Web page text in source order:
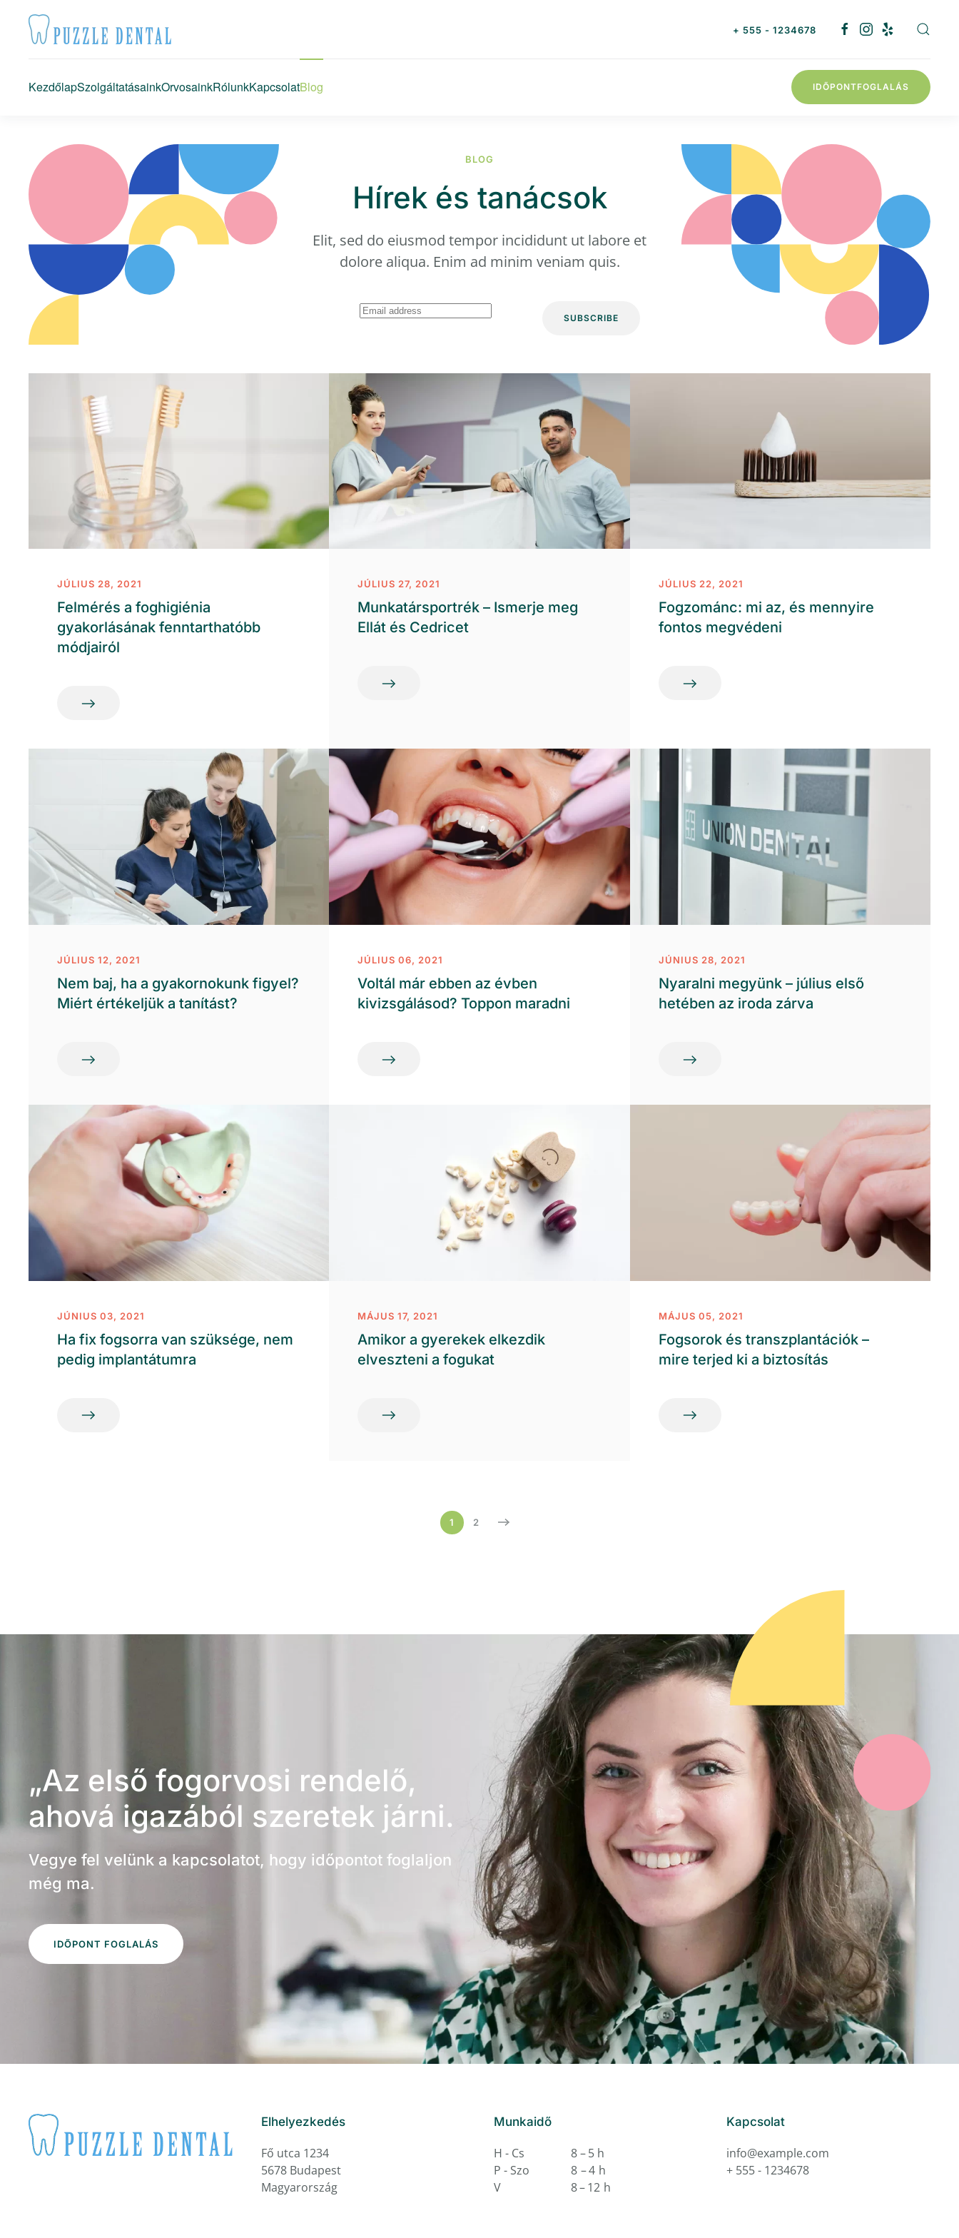
Fő tartalom átugrása
+ 555 - 1234678
KezdőlapSzolgáltatásainkOrvosainkRólunkKapcsolatBlog IDŐPONTFOGLALÁS
BLOG
Hírek és tanácsok
Elit, sed do eiusmod tempor incididunt ut labore et
dolore aliqua. Enim ad minim veniam quis.
SUBSCRIBE
JÚLIUS 28, 2021
Felmérés a foghigiénia
gyakorlásának fenntarthatóbb
módjairól
JÚLIUS 27, 2021
Munkatársportrék – Ismerje meg
Ellát és Cedricet
JÚLIUS 22, 2021
Fogzománc: mi az, és mennyire
fontos megvédeni
JÚLIUS 12, 2021
Nem baj, ha a gyakornokunk figyel?
Miért értékeljük a tanítást?
JÚLIUS 06, 2021
Voltál már ebben az évben
kivizsgálásod? Toppon maradni
JÚNIUS 28, 2021
Nyaralni megyünk – július első
hetében az iroda zárva
JÚNIUS 03, 2021
Ha fix fogsorra van szüksége, nem
pedig implantátumra
MÁJUS 17, 2021
Amikor a gyerekek elkezdik
elveszteni a fogukat
MÁJUS 05, 2021
Fogsorok és transzplantációk –
mire terjed ki a biztosítás
1 2
„Az első fogorvosi rendelő,
ahová igazából szeretek járni.
Vegye fel velünk a kapcsolatot, hogy időpontot foglaljon
még ma.
IDŐPONT FOGLALÁS
Elhelyezkedés
Fő utca 1234
5678 Budapest
Magyarország
Kapcsolat
info@example.com
+ 555 - 1234678
Munkaidő
H - Cs
8 – 5 h
P - Szo
8 – 4 h
V
8 – 12 h